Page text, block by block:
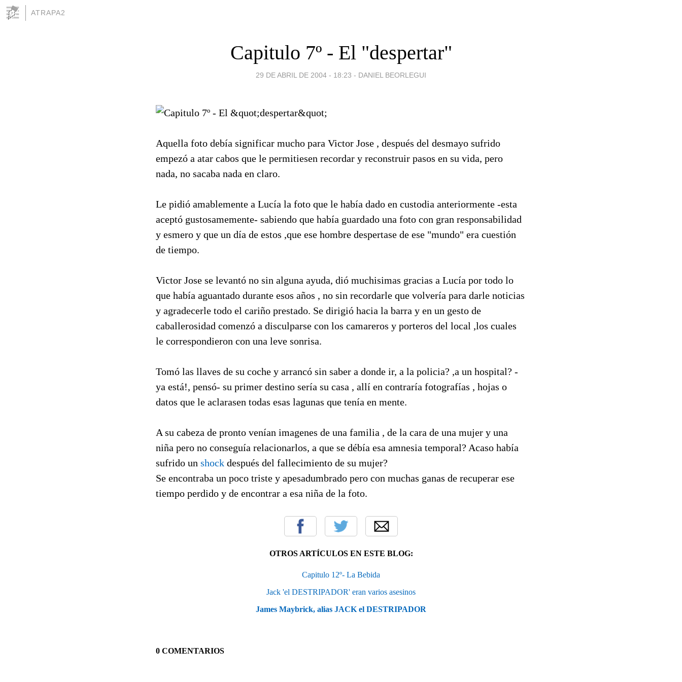
ATRAPA2
Capitulo 7º - El "despertar"
29 DE ABRIL DE 2004 - 18:23 - DANIEL BEORLEGUI
Aquella foto debía significar mucho para Victor Jose , después del desmayo sufrido
empezó a atar cabos que le permitiesen recordar y reconstruir pasos en su vida, pero
nada, no sacaba nada en claro.
Le pidió amablemente a Lucía la foto que le había dado en custodia anteriormente -esta
aceptó gustosamemente- sabiendo que había guardado una foto con gran responsabilidad
y esmero y que un día de estos ,que ese hombre despertase de ese "mundo" era cuestión
de tiempo.
Victor Jose se levantó no sin alguna ayuda, dió muchisimas gracias a Lucía por todo lo
que había aguantado durante esos años , no sin recordarle que volvería para darle noticias
y agradecerle todo el cariño prestado. Se dirigió hacia la barra y en un gesto de
caballerosidad comenzó a disculparse con los camareros y porteros del local ,los cuales
le correspondieron con una leve sonrisa.
Tomó las llaves de su coche y arrancó sin saber a donde ir, a la policia? ,a un hospital? -
ya está!, pensó- su primer destino sería su casa , allí en contraría fotografías , hojas o
datos que le aclarasen todas esas lagunas que tenía en mente.
A su cabeza de pronto venían imagenes de una familia , de la cara de una mujer y una
niña pero no conseguía relacionarlos, a que se débía esa amnesia temporal? Acaso había
sufrido un shock después del fallecimiento de su mujer?
Se encontraba un poco triste y apesadumbrado pero con muchas ganas de recuperar ese
tiempo perdido y de encontrar a esa niña de la foto.
OTROS ARTÍCULOS EN ESTE BLOG:
Capitulo 12º- La Bebida
Jack 'el DESTRIPADOR' eran varios asesinos
James Maybrick, alias JACK el DESTRIPADOR
0 COMENTARIOS